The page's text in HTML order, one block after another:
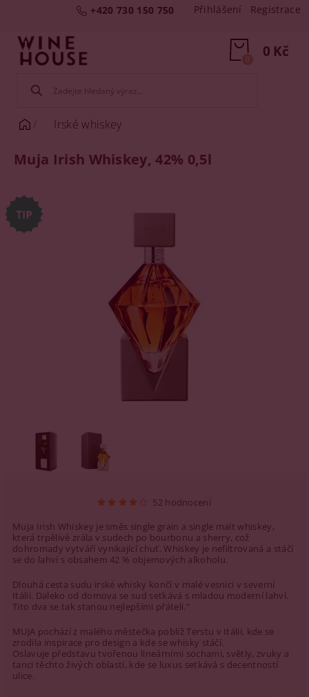
+420 730 150 750 Přihlášení Registrace
0 Kč
0
Irské whiskey
Muja Irish Whiskey, 42% 0,5l
52 hodnocení
Muja Irish Whiskey je směs single grain a single malt whiskey,
která trpělivě zrála v sudech po bourbonu a sherry, což
dohromady vytváří vynikající chuť. Whiskey je nefiltrovaná a stáčí
se do lahví s obsahem 42 % objemových alkoholu.
Dlouhá cesta sudu irské whisky končí v malé vesnici v severní
Itálii. Daleko od domova se sud setkává s mladou moderní lahví.
Tito dva se tak stanou nejlepšími přáteli."
MUJA pochází z malého městečka poblíž Terstu v Itálii, kde se
zrodila inspirace pro design a kde se whisky stáčí.
Oslavuje představu tvořenou lineárními sochami, světly, zvuky a
tanci těchto živých oblastí, kde se luxus setkává s decentností
ulice.